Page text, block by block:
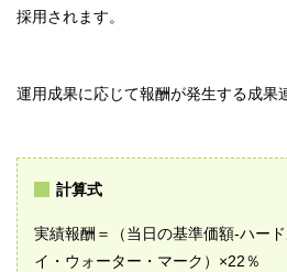
採用されます。
運用成果に応じて報酬が発生する成果
計算式
実績報酬＝（当日の基準価額-ハー
イ・ウォーター・マーク）×22％